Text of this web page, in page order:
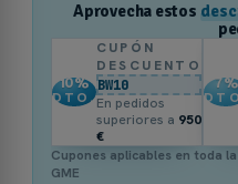
Aprovecha estos
10%
DTO.
CUPÓN
DESCUENTO
BW10
En pedidos
superiores a 950
€
7%
Cupones aplicables en toda
GME